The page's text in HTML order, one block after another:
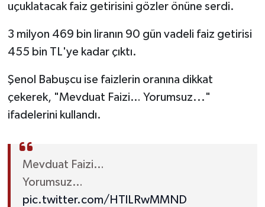
uçuklatacak faiz getirisini gözler önüne serdi.
3 milyon 469 bin liranın 90 gün vadeli faiz getirisi
455 bin TL'ye kadar çıktı.
Şenol Babuşcu ise faizlerin oranına dikkat
çekerek, "Mevduat Faizi… Yorumsuz..."
ifadelerini kullandı.
Mevduat Faizi…
Yorumsuz…
pic.twitter.com/HTlLRwMMND
KÜLTÜR SANAT